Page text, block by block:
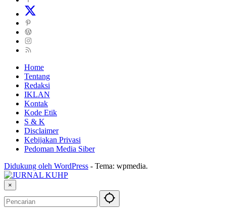
Home
Tentang
Redaksi
IKLAN
Kontak
Kode Etik
S & K
Disclaimer
Kebijakan Privasi
Pedoman Media Siber
Didukung oleh WordPress - Tema: wpmedia.
×